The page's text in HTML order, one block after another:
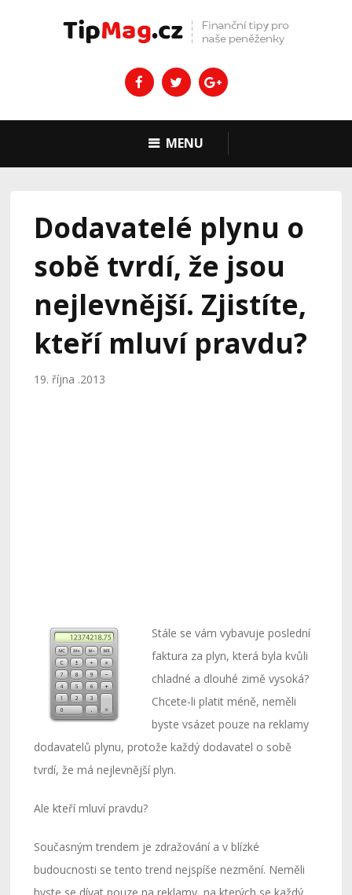
MENU
Dodavatelé plynu o
sobě tvrdí, že jsou
nejlevnější. Zjistíte,
kteří mluví pravdu?
19. října .2013
Stále se vám vybavuje poslední
faktura za plyn, která byla kvůli
chladné a dlouhé zimě vysoká?
Chcete-li platit méně, neměli
byste vsázet pouze na reklamy
dodavatelů plynu, protože každý dodavatel o sobě
tvrdí, že má nejlevnější plyn.
Ale kteří mluví pravdu?
Současným trendem je zdražování a v blízké
budoucnosti se tento trend nejspíše nezmění. Neměli